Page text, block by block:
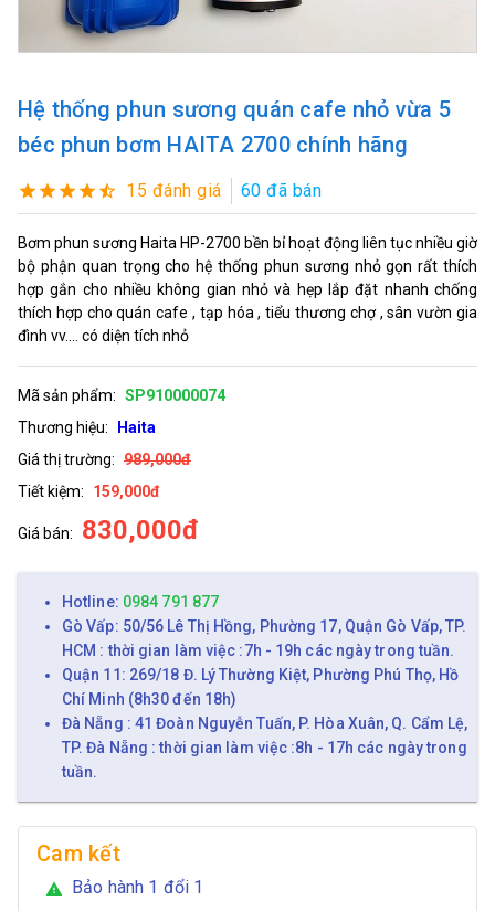
Hệ thống phun sương quán cafe nhỏ vừa 5
béc phun bơm HAITA 2700 chính hãng
15 đánh giá 60 đã bán
Bơm phun sương Haita HP-2700 bền bỉ hoạt động liên tục nhiều giờ
bộ phận quan trọng cho hệ thống phun sương nhỏ gọn rất thích
hợp gắn cho nhiều không gian nhỏ và hẹp lắp đặt nhanh chống
thích hợp cho quán cafe , tạp hóa , tiểu thương chợ , sân vườn gia
đình vv.... có diện tích nhỏ
Mã sản phẩm: SP910000074
Thương hiệu:
Haita
Giá thị trường: 989,000đ
Tiết kiệm:
159,000đ
Giá bán: 830,000đ
Hotline: 0984 791 877
Gò Vấp: 50/56 Lê Thị Hồng, Phường 17, Quận Gò Vấp, TP.
HCM : thời gian làm việc :7h - 19h các ngày trong tuần.
Quận 11: 269/18 Đ. Lý Thường Kiệt, Phường Phú Thọ, Hồ
Chí Minh (8h30 đến 18h)
Đà Nẵng : 41 Đoàn Nguyễn Tuấn, P. Hòa Xuân, Q. Cẩm Lệ,
TP. Đà Nẵng : thời gian làm việc :8h - 17h các ngày trong
tuần.
Cam kết
warning Bảo hành 1 đổi 1